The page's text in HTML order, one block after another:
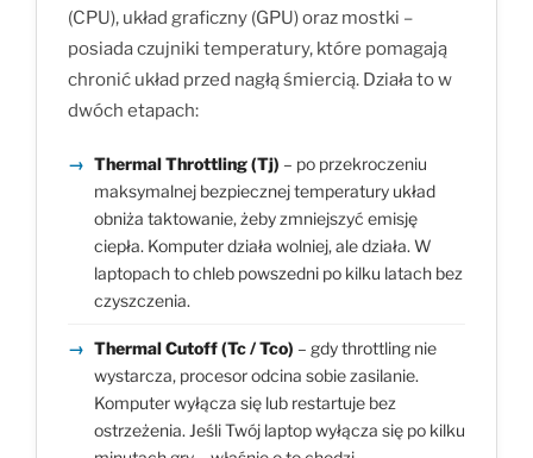
(CPU), układ graficzny (GPU) oraz mostki –
posiada czujniki temperatury, które pomagają
chronić układ przed nagłą śmiercią. Działa to w
dwóch etapach:
Thermal Throttling (Tj) – po przekroczeniu
maksymalnej bezpiecznej temperatury układ
obniża taktowanie, żeby zmniejszyć emisję
ciepła. Komputer działa wolniej, ale działa. W
laptopach to chleb powszedni po kilku latach bez
czyszczenia.
Thermal Cutoff (Tc / Tco) – gdy throttling nie
wystarcza, procesor odcina sobie zasilanie.
Komputer wyłącza się lub restartuje bez
ostrzeżenia. Jeśli Twój laptop wyłącza się po kilku